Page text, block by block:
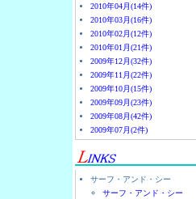
2010年04月(14件)
2010年03月(16件)
2010年02月(12件)
2010年01月(21件)
2009年12月(32件)
2009年11月(22件)
2009年10月(15件)
2009年09月(23件)
2009年08月(42件)
2009年07月(2件)
サーフ・アンド・シー
サーフ・アンド・シー